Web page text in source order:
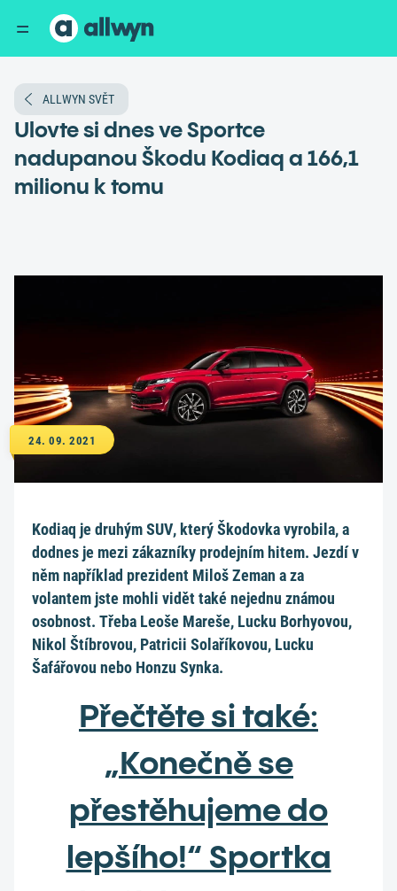
ALLWYN SVĚT
Ulovte si dnes ve Sportce
nadupanou Škodu Kodiaq a 166,1
milionu k tomu
24. 09. 2021
Kodiaq je druhým SUV, který Škodovka vyrobila, a
dodnes je mezi zákazníky prodejním hitem. Jezdí v
něm například prezident Miloš Zeman a za
volantem jste mohli vidět také nejednu známou
osobnost. Třeba Leoše Mareše, Lucku Borhyovou,
Nikol Štíbrovou, Patricii Solaříkovou, Lucku
Šafářovou nebo Honzu Synka.
Přečtěte si také:
„Konečně se
přestěhujeme do
lepšího!“ Sportka